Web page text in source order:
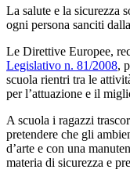
La salute e la sicurezza
ogni persona sanciti
Le Direttive Europee,
Legislativo n. 81/2008,
scuola rientri tra le
per l’attuazione e il
A scuola i ragazzi
pretendere che gli
d’arte e con una
materia di sicurezza e